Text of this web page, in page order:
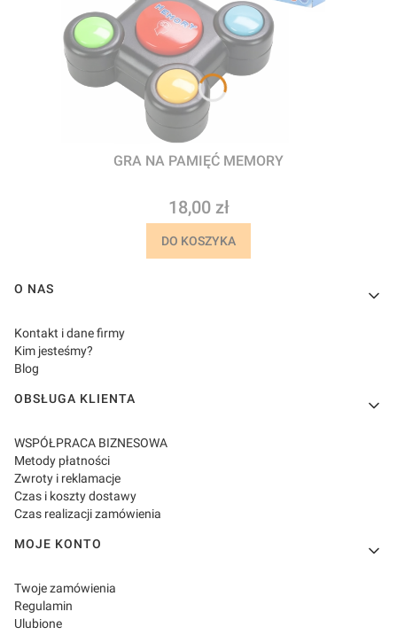
GRA NA PAMIĘĆ MEMORY
Cena
18,00 zł
DO KOSZYKA
Linki w stopce
O NAS
Kontakt i dane firmy
Kim jesteśmy?
Blog
OBSŁUGA KLIENTA
WSPÓŁPRACA BIZNESOWA
Metody płatności
Zwroty i reklamacje
Czas i koszty dostawy
Czas realizacji zamówienia
MOJE KONTO
Twoje zamówienia
Regulamin
Ulubione